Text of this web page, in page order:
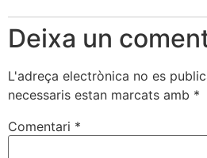
Deixa un
L'adreça electrònica no es
necessaris estan marcats amb *
Comentari *